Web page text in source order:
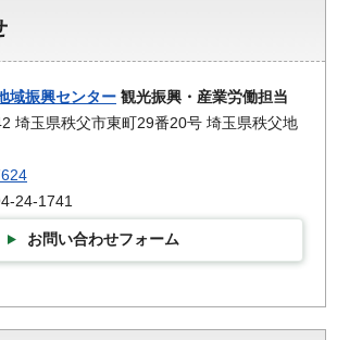
域振興センター 観光振興・産業労働担当
埼玉県秩父市東町29番20号 埼玉県秩父地
24-1741
お問い合わせフォーム